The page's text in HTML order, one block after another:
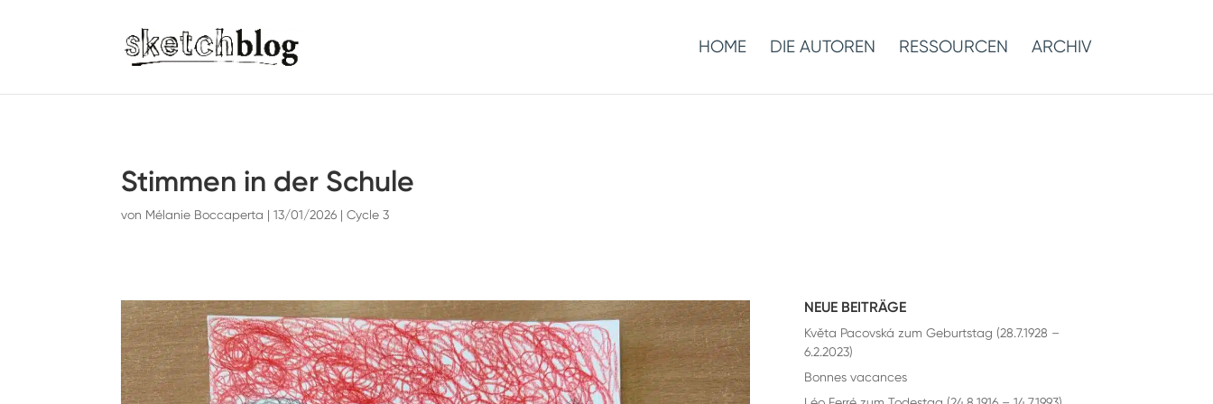
HOME DIE AUTOREN RESSOURCEN ARCHIV
Stimmen in der Schule
von Mélanie Boccaperta |13/01/2026 |Cycle 3
NEUE BEITRÄGE
Květa Pacovská zum Geburtstag (28.7.1928 –
6.2.2023)
Bonnes vacances